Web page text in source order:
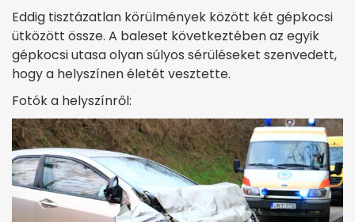
Eddig tisztázatlan körülmények között két gépkocsi
ütközött össze. A baleset következtében az egyik
gépkocsi utasa olyan súlyos sérüléseket szenvedett,
hogy a helyszínen életét vesztette.
Fotók a helyszínről: